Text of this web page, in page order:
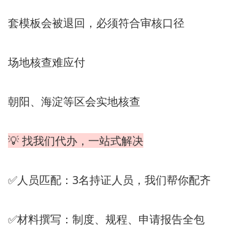
套模板会被退回，必须符合审核口径
场地核查难应付
朝阳、海淀等区会实地核查
💡 找我们代办，一站式解决
✅人员匹配 ：3名持证人员，我们帮你配齐
✅材料撰写 ：制度、规程、申请报告全包